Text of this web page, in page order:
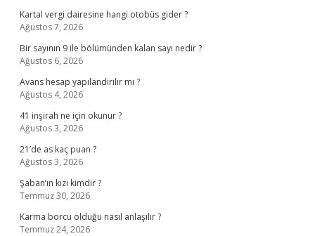
Kartal vergi dairesine hangi otobüs gider ?
Ağustos 7, 2026
Bir sayının 9 ile bölümünden kalan sayı nedir ?
Ağustos 6, 2026
Avans hesap yapılandırılır mı ?
Ağustos 4, 2026
41 inşirah ne için okunur ?
Ağustos 3, 2026
21’de as kaç puan ?
Ağustos 3, 2026
Şaban’ın kızı kimdir ?
Temmuz 30, 2026
Karma borcu olduğu nasıl anlaşılır ?
Temmuz 24, 2026